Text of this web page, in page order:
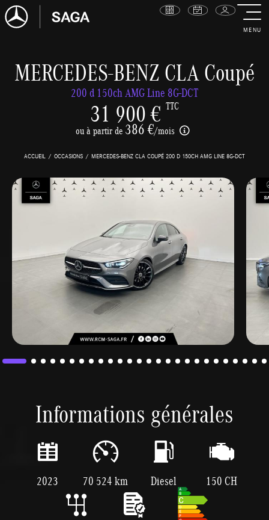
MENU
MERCEDES-BENZ CLA Coupé
200 d 150ch AMG Line 8G-DCT
31 900 € TTC
ou à partir de 386 €/mois
ACCUEIL OCCASIONS MERCEDES-BENZ CLA COUPÉ 200 D 150CH AMG LINE 8G-DCT
Informations générales
2023 70 524 km Diesel 150 CH